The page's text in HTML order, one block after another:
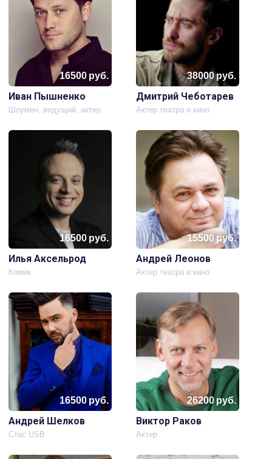
16500руб.
Иван Пышненко
Шоумен, ведущий, актер
38000руб.
Дмитрий Чеботарев
Актер театра и кино
16500руб.
Илья Аксельрод
Комик
15500 руб.
Андрей Леонов
Актер театра и кино
16500руб.
Андрей Шелков
Стас USB
26200руб.
Виктор Раков
Актер